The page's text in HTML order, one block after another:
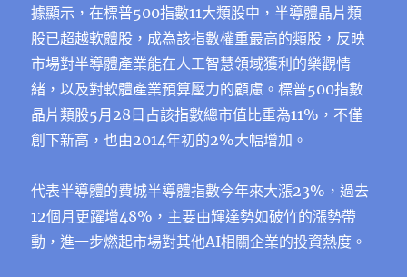
據顯⽰，在標普500指數11⼤類股中，半導體晶片類
股已超越軟體股，成為該指數權重最⾼的類股，反映
市場對半導體產業能在⼈⼯智慧領域獲利的樂觀情
緒，以及對軟體產業預算壓⼒的顧慮。標普500指數
晶片類股5⽉28⽇占該指數總市值比重為11%，不僅
創下新⾼，也由2014年初的2%⼤幅增加。
代表半導體的費城半導體指數今年來⼤漲23%，過去
12個⽉更躍增48%，主要由輝達勢如破⽵的漲勢帶
動，進⼀步燃起市場對其他AI相關企業的投資熱度。